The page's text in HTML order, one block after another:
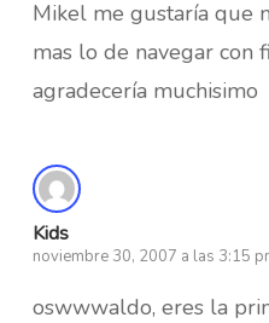
Mikel me gustaría que
mas lo de navegar con
agradecería muchisimo
Kids
noviembre 30, 2007 a las 3:15
oswwwaldo, eres la